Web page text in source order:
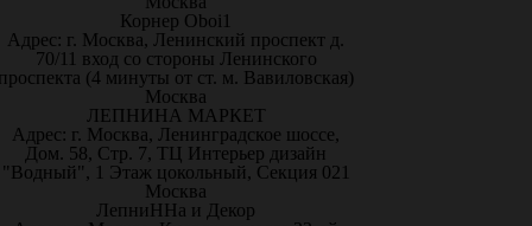
Корнер Oboi1
Адрес: г. Москва, Ленинский проспект д.
70/11 вход со стороны Ленинского
(4 минуты от ст. м. Вавиловская)
Москва
ЛЕПНИНА МАРКЕТ
Адрес: г. Москва, Ленинградское шоссе,
Дом. 58, Стр. 7, ТЦ Интерьер дизайн
"Водный", 1 Этаж цокольный, Секция 021
Москва
ЛепниННа и Декор